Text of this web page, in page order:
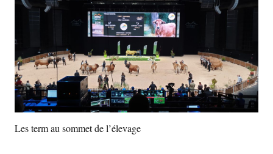
Les term au sommet de l’élevage